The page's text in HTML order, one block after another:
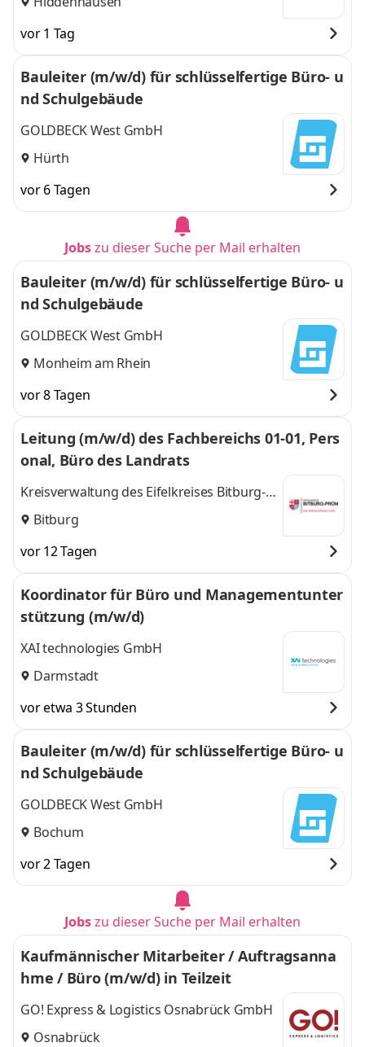
vor 1 Tag
Bauleiter (m/w/d) für schlüsselfertige Büro- u
nd Schulgebäude
GOLDBECK West GmbH
Hürth
vor 6 Tagen
Jobszu dieser Suche per Mail erhalten
Bauleiter (m/w/d) für schlüsselfertige Büro- u
nd Schulgebäude
GOLDBECK West GmbH
Monheim am Rhein
vor 8 Tagen
Leitung (m/w/d) des Fachbereichs 01-01, Pers
onal, Büro des Landrats
Kreisverwaltung des Eifelkreises Bitburg-
Prüm
Bitburg
vor 12 Tagen
Koordinator für Büro und Managementunter
stützung (m/w/d)
XAI technologies GmbH
Darmstadt
vor etwa 3 Stunden
Bauleiter (m/w/d) für schlüsselfertige Büro- u
nd Schulgebäude
GOLDBECK West GmbH
Bochum
vor 2 Tagen
Jobszu dieser Suche per Mail erhalten
Kaufmännischer Mitarbeiter / Auftragsanna
hme / Büro (m/w/d) in Teilzeit
GO! Express & Logistics Osnabrück GmbH
Osnabrück